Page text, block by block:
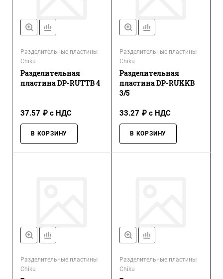
Разделительные пластины
Chiku
Разделительная
пластина DP-RUTTB 4
37.57 ₽ с НДС
В КОРЗИНУ
Разделительные пластины
Chiku
Разделительная
пластина DP-RUKKB
3/5
33.27 ₽ с НДС
В КОРЗИНУ
Разделительные пластины
Chiku
Разделительные пластины
Chiku